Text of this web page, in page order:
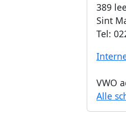
389
Sint
Tel:
VWO
Alle